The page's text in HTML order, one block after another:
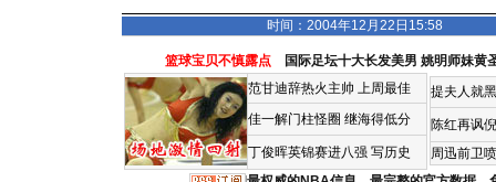
时间：2004年12月22日15:58
篮球宝贝不慎露点 国际足坛十大长发美男 姚明师妹黄
范甘迪辞热火主帅 上周最佳
佳一解门柱怪圈 继海得低分
丁俊晖英锦赛进八强 写历史
提夫人就
陈红再讽
周迅前卫